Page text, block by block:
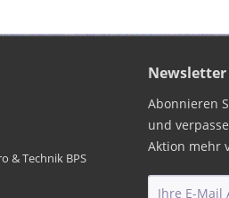
& Technik BPS
Newsletter
Abonnieren
und
Aktion mehr